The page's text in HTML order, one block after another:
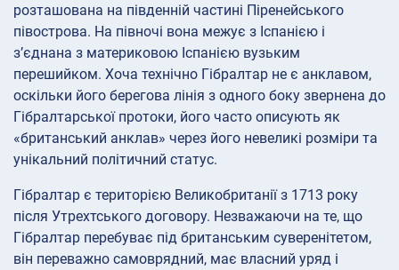
розташована на південній частині Піренейського
півострова. На півночі вона межує з Іспанією і
з’єднана з материковою Іспанією вузьким
перешийком. Хоча технічно Гібралтар не є анклавом,
оскільки його берегова лінія з одного боку звернена до
Гібралтарської протоки, його часто описують як
«британський анклав» через його невеликі розміри та
унікальний політичний статус.
Гібралтар є територією Великобританії з 1713 року
після Утрехтського договору. Незважаючи на те, що
Гібралтар перебуває під британським суверенітетом,
він переважно самоврядний, має власний уряд і